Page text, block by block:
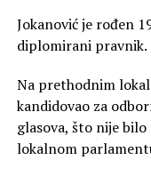
Jokanović je rođen
diplomirani pravnik.
Na prethodnim
kandidovao za
glasova, što nije
lokalnom